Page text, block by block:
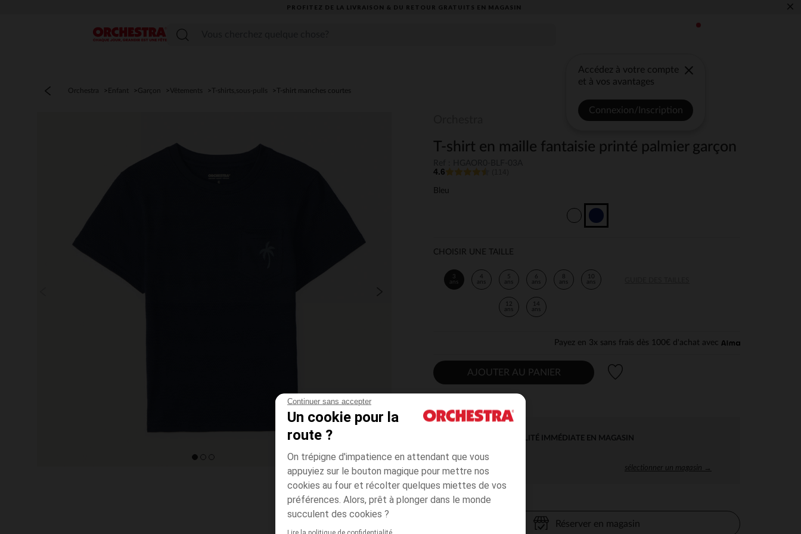
Continuer sans accepter
Un cookie pour la
route ?
On trépigne d'impatience en attendant que vous
appuyiez sur le bouton magique pour mettre nos
cookies au four et récolter quelques miettes de vos
préférences. Alors, prêt à plonger dans le monde
succulent des cookies ?
PROFITEZ DE LA LIVRAISON & DU RETOUR GRATUITS EN MAGASIN​ ×
Menu
Accédez à votre compte
et à vos avantages
Connexion/Inscription
Orchestra Enfant Garçon Vêtements T-shirts,sous-pulls T-shirt manches courtes
T-shirt en maille fantaisie printé palmier garçon
4.6
Bleu
CHOISIR UNE TAILLE
3
ans
4
ans
5
ans
6
ans
8
ans
10
ans
12
ans
14
ans
Payez en 3x sans frais dès 100€ d'achat avec
AJOUTER AU PANIER
DISPONIBILITÉ IMMÉDIATE EN MAGASIN
sélectionner un magasin →
Réserver en magasin